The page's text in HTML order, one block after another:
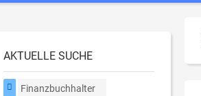
AKTUELLE SUCHE
Finanzbuchhalter